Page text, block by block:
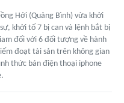
Hới (Quảng Bình) vừa khởi
khởi tố 7 bị can và lệnh bắt bị
đối với 6 đối tượng về hành
đoạt tài sản trên không gian
thức bán điện thoại iphone